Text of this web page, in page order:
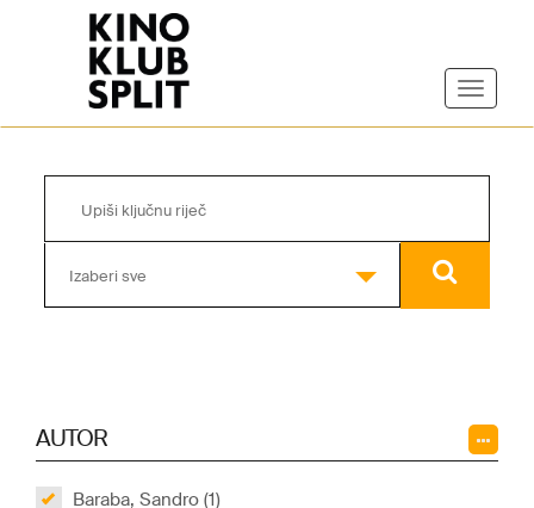
Izaberi sve
AUTOR
Baraba, Sandro (1)